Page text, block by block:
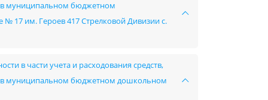
в муниципальном бюджетном
17 им. Героев 417 Стрелковой Дивизии с.
в части учета и расходования средств,
в муниципальном бюджетном дошкольном